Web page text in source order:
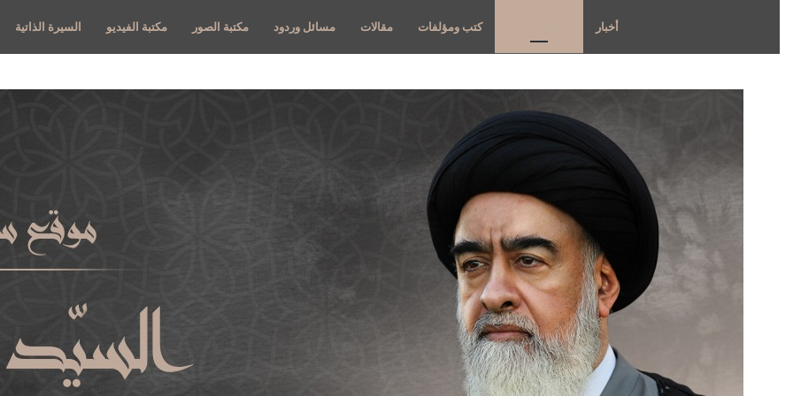
أخبار كتب ومؤلفات مقالات مسائل وردود مكتبة الصور مكتبة الفيديو السيرة الذاتية